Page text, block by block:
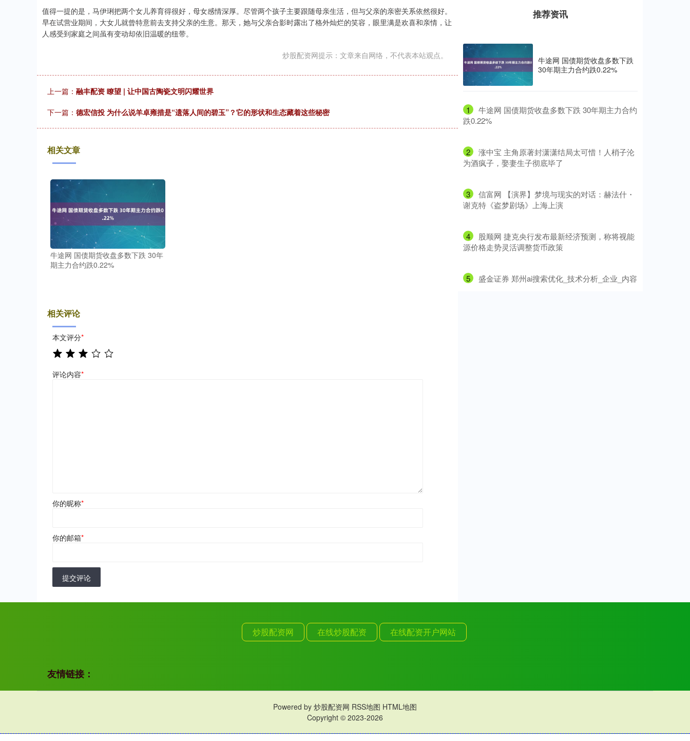
值得一提的是，马伊琍把两个女儿养育得很好，母女感情深厚。尽管两个孩子主要跟随母亲生活，但与父亲的亲密关系依然很好。
早在试营业期间，大女儿就曾特意前去支持父亲的生意。那天，她与父亲合影时露出了格外灿烂的笑容，眼里满是欢喜和亲情，让
人感受到家庭之间虽有变动却依旧温暖的纽带。
炒股配资网提示：文章来自网络，不代表本站观点。
上一篇： 融丰配资 瞭望 | 让中国古陶瓷文明闪耀世界
下一篇： 德宏信投 为什么说羊卓雍措是“遗落人间的碧玉”？它的形状和生态藏着这些秘密
相关文章
牛途网 国债期货收盘多数下跌 30年
期主力合约跌0.22%
相关评论
本文评分*
评论内容*
你的昵称*
你的邮箱*
提交评论
推荐资讯
牛途网 国债期货收盘多数下跌
30年期主力合约跌0.22%
1
​牛途网 国债期货收盘多数下跌 30年期主力合约
跌0.22%
2
​涨中宝 主角原著封潇潇结局太可惜！人梢子沦
为酒疯子，娶妻生子彻底毕了
3
​信富网 【演界】梦境与现实的对话：赫法什・
谢克特《盗梦剧场》上海上演
4
​股顺网 捷克央行发布最新经济预测，称将视能
源价格走势灵活调整货币政策
5 ​盛金证券 郑州ai搜索优化_技术分析_企业_内容
炒股配资网 在线炒股配资 在线配资开户网站
友情链接：
Powered by 炒股配资网 RSS地图 HTML地图
Copyright © 2023-2026